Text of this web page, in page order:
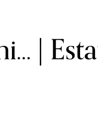
|